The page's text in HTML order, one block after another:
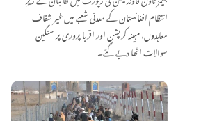
انتظام افغانستان کے معدنی شعبے میں غیر شفاف
معاہدوں، مبینہ کرپشن اور اقربا پروری پر سنگین
سوالات اٹھا دیے گئے۔